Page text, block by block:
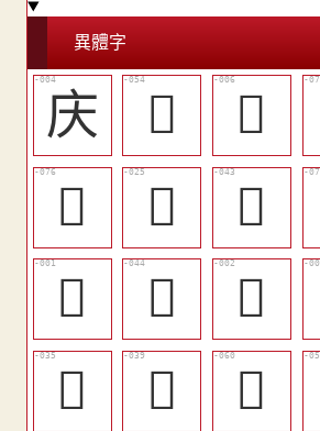
異體字
庆 󲃷 󲃘
󲄃
󲃤 󲃳
𢙎
󲃴 𢞢
󲃭
󲃱 󲃻